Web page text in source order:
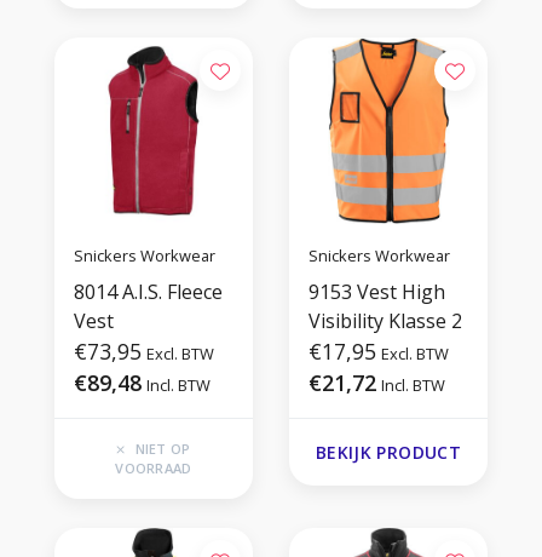
Snickers Workwear
8014 A.I.S. Fleece
Vest
€73,95 Excl. BTW
€89,48 Incl. BTW
NIET OP
VOORRAAD
Snickers Workwear
9153 Vest High
Visibility Klasse 2
€17,95 Excl. BTW
€21,72 Incl. BTW
BEKIJK PRODUCT